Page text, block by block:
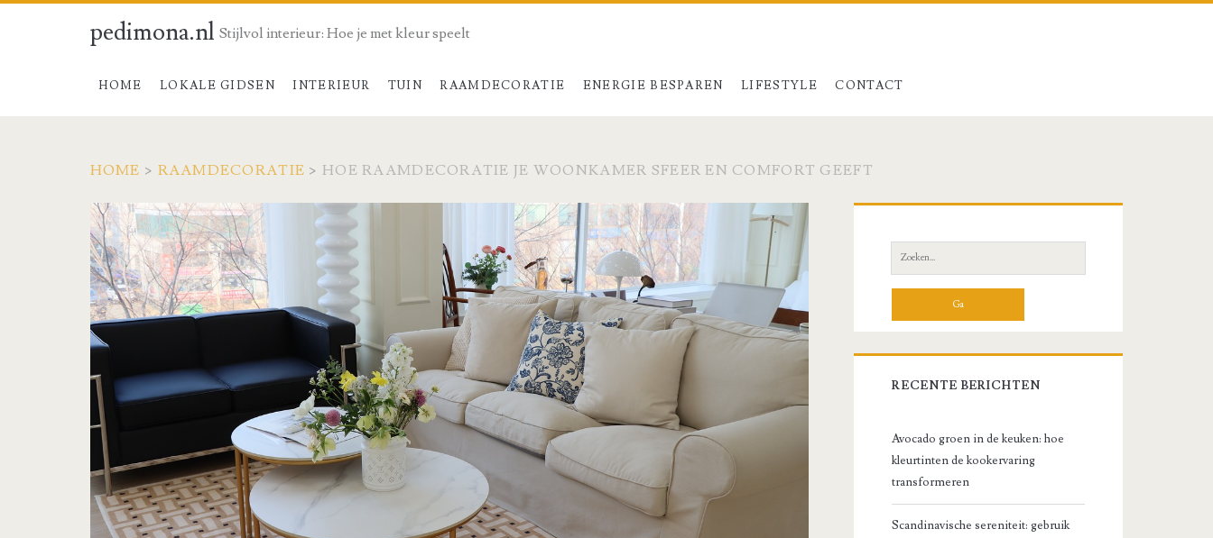
pedimona.nl Stijlvol interieur: Hoe je met kleur speelt
HOME LOKALE GIDSEN INTERIEUR TUIN RAAMDECORATIE ENERGIE BESPAREN LIFESTYLE CONTACT
HOME > RAAMDECORATIE > HOE RAAMDECORATIE JE WOONKAMER SFEER EN COMFORT GEEFT
zijbalk
Zoeken
naar:
RECENTE BERICHTEN
Avocado groen in de keuken: hoe
kleurtinten de kookervaring
transformeren
Scandinavische sereniteit: gebruik